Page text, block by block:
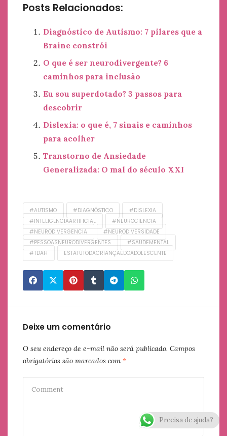
Posts Relacionados:
Diagnóstico de Autismo: 7 pilares que a
Braine constrói
O que é ser neurodivergente? 6
caminhos para inclusão
Eu sou superdotado? 3 passos para
descobrir
Dislexia: o que é, 7 sinais e caminhos
para acolher
Transtorno de Ansiedade
Generalizada: O mal do século XXI
#AUTISMO #DIAGNÓSTICO
#DISLEXIA
#INTELIGÊNCIAARTIFICIAL
#NEUROCIENCIA
#NEURODIVERGENCIA
#NEURODIVERSIDADE
#PESSOASNEURODIVERGENTES
#SAUDEMENTAL
#TDAH
ESTATUTODACRIANÇAEDOADOLESCENTE
Deixe um comentário
O seu endereço de e-mail não será publicado. Campos
obrigatórios são marcados com *
Precisa de ajuda?